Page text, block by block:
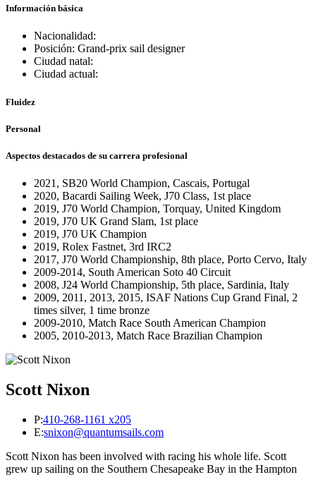
Información básica
Nacionalidad:
Posición: Grand-prix sail designer
Ciudad natal:
Ciudad actual:
Fluidez
Personal
Aspectos destacados de su carrera profesional
2021, SB20 World Champion, Cascais, Portugal
2020, Bacardi Sailing Week, J70 Class, 1st place
2019, J70 World Champion, Torquay, United Kingdom
2019, J70 UK Grand Slam, 1st place
2019, J70 UK Champion
2019, Rolex Fastnet, 3rd IRC2
2017, J70 World Championship, 8th place, Porto Cervo, Italy
2009-2014, South American Soto 40 Circuit
2008, J24 World Championship, 5th place, Sardinia, Italy
2009, 2011, 2013, 2015, ISAF Nations Cup Grand Final, 2
times silver, 1 time bronze
2009-2010, Match Race South American Champion
2005, 2010-2013, Match Race Brazilian Champion
Scott Nixon
P:410-268-1161 x205
E:snixon@quantumsails.com
Scott Nixon has been involved with racing his whole life. Scott
grew up sailing on the Southern Chesapeake Bay in the Hampton